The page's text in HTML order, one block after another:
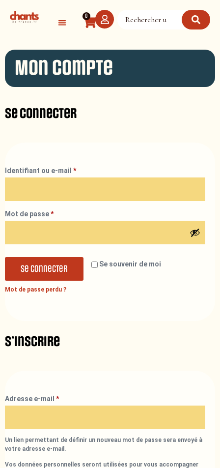
0
Mon compte
Se connecter
Identifiant ou e-mail *
Mot de passe*
Se souvenir de moi
Se connecter
Mot de passe perdu ?
S’inscrire
Adresse e-mail *
Un lien permettant de définir un nouveau mot de passe sera envoyé à
votre adresse e-mail.
Vos données personnelles seront utilisées pour vous accompagner